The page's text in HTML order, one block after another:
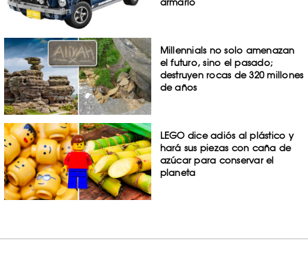
armarlo
Millennials no solo amenazan
el futuro, sino el pasado;
destruyen rocas de 320 millones
de años
LEGO dice adiós al plástico y
hará sus piezas con caña de
azúcar para conservar el
planeta